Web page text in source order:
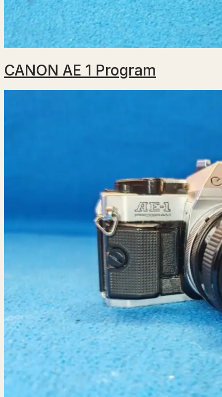
CANON AE 1 Program